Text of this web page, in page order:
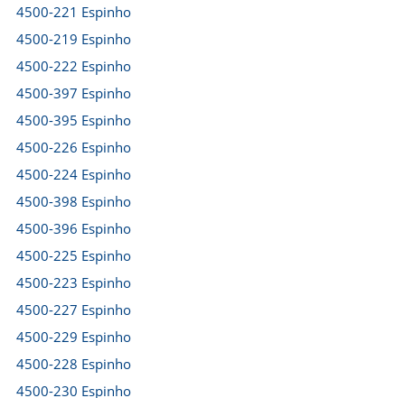
4500-221 Espinho
4500-219 Espinho
4500-222 Espinho
4500-397 Espinho
4500-395 Espinho
4500-226 Espinho
4500-224 Espinho
4500-398 Espinho
4500-396 Espinho
4500-225 Espinho
4500-223 Espinho
4500-227 Espinho
4500-229 Espinho
4500-228 Espinho
4500-230 Espinho